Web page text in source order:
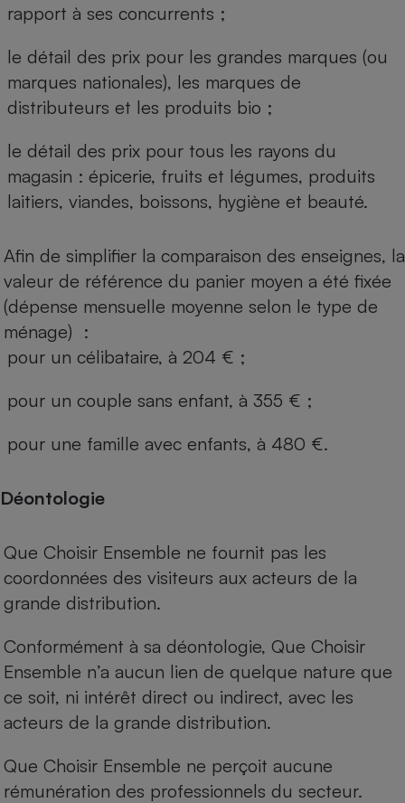
rapport à ses concurrents ;
le détail des prix pour les grandes marques (ou
marques nationales), les marques de
distributeurs et les produits bio ;
le détail des prix pour tous les rayons du
magasin : épicerie, fruits et légumes, produits
laitiers, viandes, boissons, hygiène et beauté.
Afin de simplifier la comparaison des enseignes, la
valeur de référence du panier moyen a été fixée
(dépense mensuelle moyenne selon le type de
ménage) :
pour un célibataire, à 204 € ;
pour un couple sans enfant, à 355 € ;
pour une famille avec enfants, à 480 €.
Déontologie
Que Choisir Ensemble ne fournit pas les
coordonnées des visiteurs aux acteurs de la
grande distribution.
Conformément à sa déontologie, Que Choisir
Ensemble n’a aucun lien de quelque nature que
ce soit, ni intérêt direct ou indirect, avec les
acteurs de la grande distribution.
Que Choisir Ensemble ne perçoit aucune
rémunération des professionnels du secteur.